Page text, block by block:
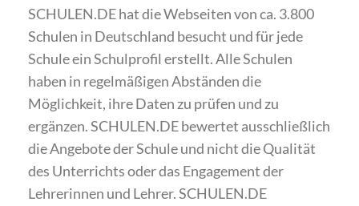
SCHULEN.DE hat die Webseiten von ca. 3.800
Schulen in Deutschland besucht und für jede
Schule ein Schulprofil erstellt. Alle Schulen
haben in regelmäßigen Abständen die
Möglichkeit, ihre Daten zu prüfen und zu
ergänzen. SCHULEN.DE bewertet ausschließlich
die Angebote der Schule und nicht die Qualität
des Unterrichts oder das Engagement der
Lehrerinnen und Lehrer. SCHULEN.DE